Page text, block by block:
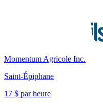
Momentum Agricole Inc.
Saint-Épiphane
17 $ par heure